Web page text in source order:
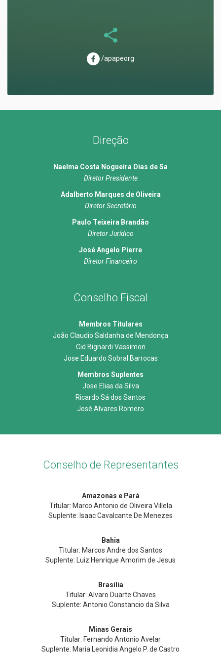
/apapeorg
Direção
Naelma Costa Nogueira Dias de Sa
Diretor Presidente
Adalberto Marques de Oliveira
Diretor Secretário
Paulo Teixeira Brandão
Diretor Jurídico
José Angelo Pierre
Diretor Financeiro
Conselho Fiscal
Membros Titulares
João Claudio Saldanha de Mendonça
Cid Bignardi Vassimon
Jose Eduardo Sobral Barrocas
Membros Suplentes
Jose Elias da Silva
Ricardo Sá dos Santos
José Alvares Romero
Conselho de Representantes
Amazonas e Pará
Titular: Marco Antonio de Oliveira Villela
Suplente: Isaac Cavalcante De Menezes
Bahia
Titular: Marcos Andre dos Santos
Suplente: Luiz Henrique Amorim de Jesus
Brasília
Titular: Alvaro Duarte Chaves
Suplente: Antonio Constancio da Silva
Minas Gerais
Titular: Fernando Antonio Avelar
Suplente: Maria Leonidia Angelo P. de Castro